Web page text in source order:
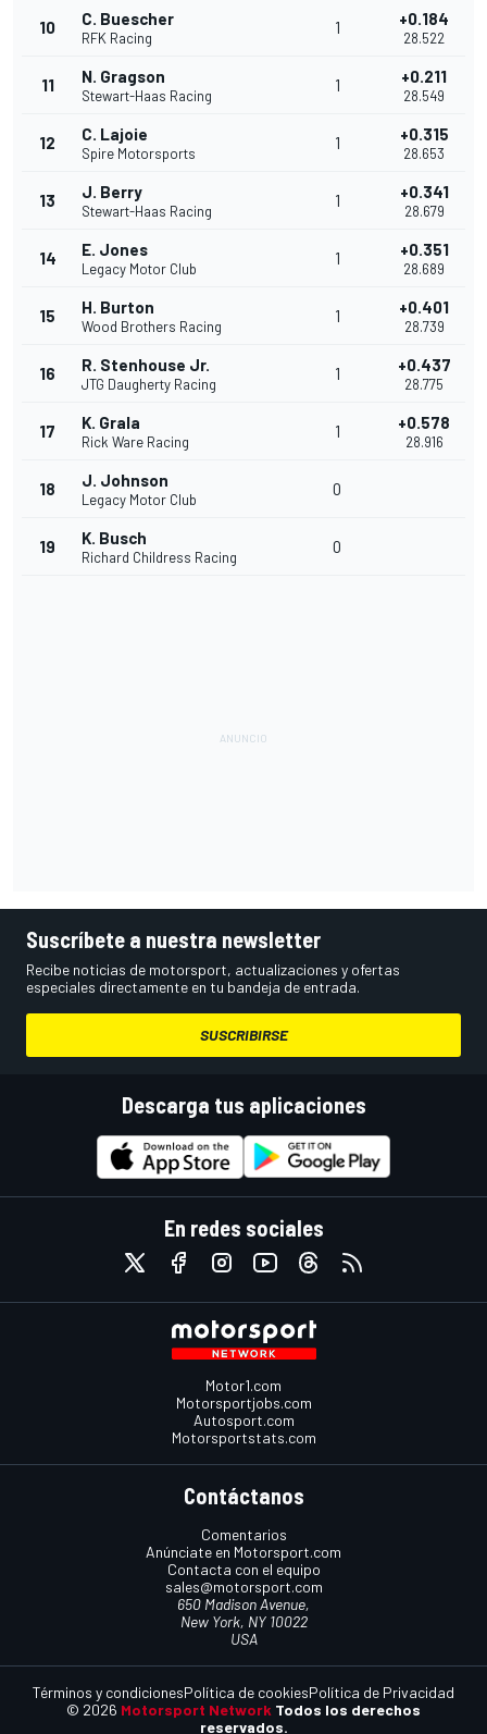
10 C. Buescher
RFK Racing
1 +0.184
28.522
11 N. Gragson
Stewart-Haas Racing
1 +0.211
28.549
12 C. Lajoie
Spire Motorsports
1 +0.315
28.653
13 J. Berry
Stewart-Haas Racing
1 +0.341
28.679
14 E. Jones
Legacy Motor Club
1 +0.351
28.689
15 H. Burton
Wood Brothers Racing
1 +0.401
28.739
16 R. Stenhouse Jr.
JTG Daugherty Racing
1 +0.437
28.775
17 K. Grala
Rick Ware Racing
1 +0.578
28.916
18 J. Johnson
Legacy Motor Club
0
19 K. Busch
Richard Childress Racing
0
Suscríbete a nuestra newsletter
Recibe noticias de motorsport, actualizaciones y ofertas
especiales directamente en tu bandeja de entrada.
SUSCRIBIRSE
Descarga tus aplicaciones
En redes sociales
Motor1.com
Motorsportjobs.com
Autosport.com
Motorsportstats.com
Contáctanos
Comentarios
Anúnciate en Motorsport.com
Contacta con el equipo
sales@motorsport.com
650 Madison Avenue,
New York, NY 10022
USA
© 2026 Motorsport Network Todos los derechos
reservados.
Términos y condicionesPolítica de cookiesPolítica de Privacidad